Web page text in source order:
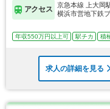
アクセス
京急本線 上大岡
横浜市営地下鉄
年収550万円以上可 駅チカ 積
求人の詳細を見る